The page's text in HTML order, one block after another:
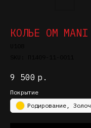
КОЛЬЕ OM МANI
9 500 р.
Покрытие
Родирование,